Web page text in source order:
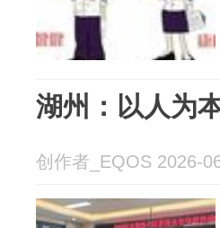
湖州：以人为
创作者_EQOS 2026-